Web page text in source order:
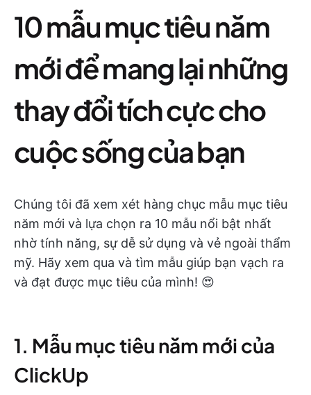
10 mẫu mục tiêu năm
mới để mang lại những
thay đổi tích cực cho
cuộc sống của bạn
Chúng tôi đã xem xét hàng chục mẫu mục tiêu
năm mới và lựa chọn ra 10 mẫu nổi bật nhất
nhờ tính năng, sự dễ sử dụng và vẻ ngoài thẩm
mỹ. Hãy xem qua và tìm mẫu giúp bạn vạch ra
và đạt được mục tiêu của mình! 😍
1. Mẫu mục tiêu năm mới của
ClickUp